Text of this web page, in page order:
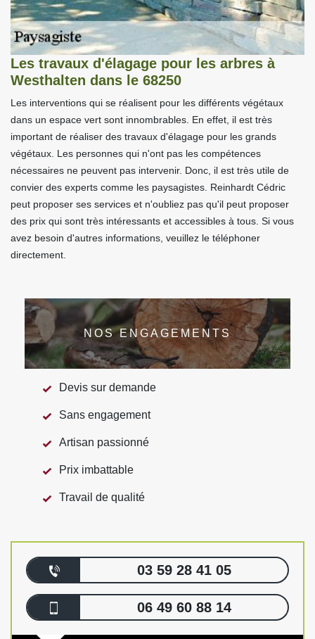
Les travaux d'élagage pour les arbres à
Westhalten dans le 68250
Les interventions qui se réalisent pour les différents végétaux
dans un espace vert sont innombrables. En effet, il est très
important de réaliser des travaux d'élagage pour les grands
végétaux. Les personnes qui n'ont pas les compétences
nécessaires ne peuvent pas intervenir. Donc, il est très utile de
convier des experts comme les paysagistes. Reinhardt Cédric
peut proposer ses services et n'oubliez pas qu'il peut proposer
des prix qui sont très intéressants et accessibles à tous. Si vous
avez besoin d'autres informations, veuillez le téléphoner
directement.
NOS ENGAGEMENTS
Devis sur demande
Sans engagement
Artisan passionné
Prix imbattable
Travail de qualité
03 59 28 41 05
06 49 60 88 14